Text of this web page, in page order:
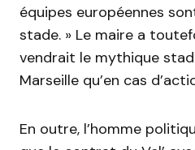
équipes européennes
stade. » Le maire a
vendrait le mythique
Marseille qu’en cas
En outre, l’homme